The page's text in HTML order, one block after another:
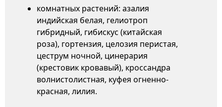
комнатных растений: азалия
индийская белая, гелиотроп
гибридный, гибискус (китайская
роза), гортензия, целозия перистая,
цеструм ночной, цинерария
(крестовик кровавый), кроссандра
волнистолистная, куфея огненно-
красная, лилия.